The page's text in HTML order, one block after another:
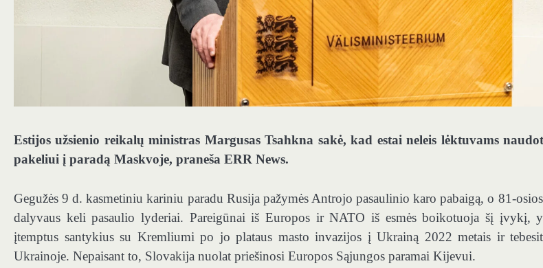
Estijos užsienio reikalų ministras Margusas Tsahkna sakė, kad estai neleis lėktuvams
pakeliui į paradą Maskvoje, praneša ERR News.
Gegužės 9 d. kasmetiniu kariniu paradu Rusija pažymės Antrojo pasaulinio karo pabaigą, o 81-
dalyvaus keli pasaulio lyderiai. Pareigūnai iš Europos ir NATO iš esmės boikotuoja šį įvykį,
įtemptus santykius su Kremliumi po jo plataus masto invazijos į Ukrainą 2022 metais ir
Ukrainoje. Nepaisant to, Slovakija nuolat priešinosi Europos Sąjungos paramai Kijevui.